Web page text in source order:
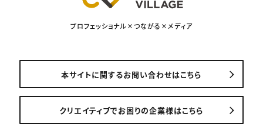
プロフェッショナル×つながる×メディア
本サイトに関するお問い合わせはこちら
クリエイティブでお困りの企業様はこちら